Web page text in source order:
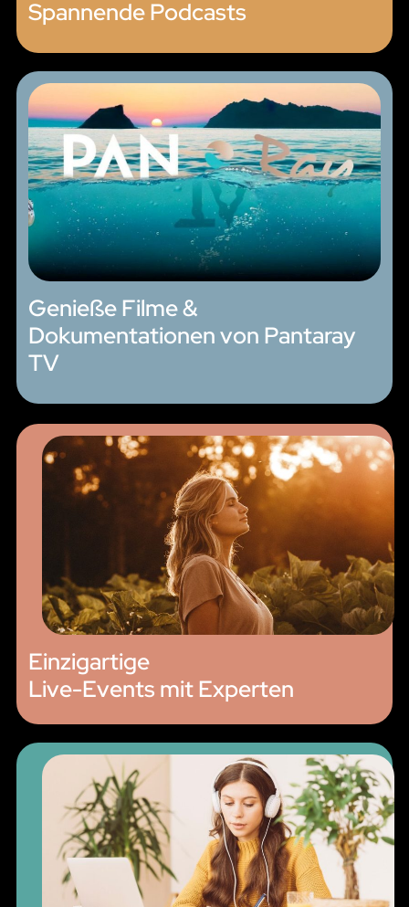
Spannende Podcasts
Genieße Filme &
Dokumentationen von Pantaray
TV
Einzigartige
Live-Events mit Experten